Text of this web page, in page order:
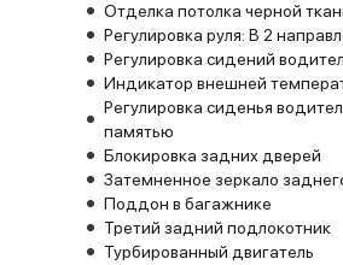
Отделка потолка черной
Регулировка руля: В 2
Регулировка сидений
Индикатор внешней
Регулировка сиденья
памятью
Блокировка задних дверей
Затемненное зеркало
Поддон в багажнике
Третий задний подлокотник
Турбированный двигатель